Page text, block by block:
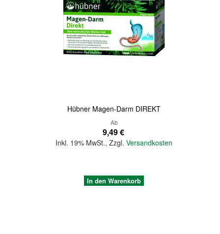
Hübner Magen-Darm DIREKT
Ab
9,49 €
Inkl. 19% MwSt.,Zzgl.Versandkosten
In den Warenkorb